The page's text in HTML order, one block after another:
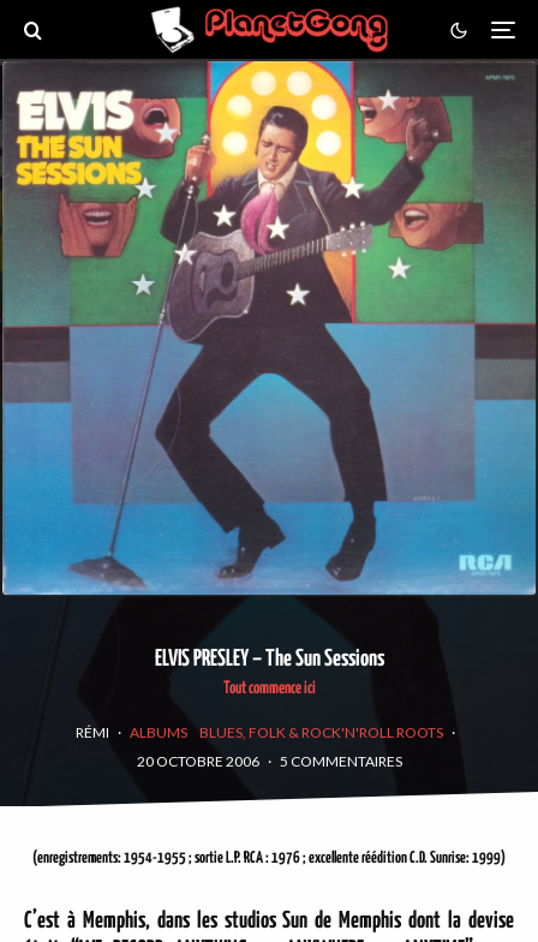
ELVIS PRESLEY – The Sun Sessions
Tout commence ici
RÉMI · ALBUMS BLUES, FOLK & ROCK'N'ROLL ROOTS ·
20 OCTOBRE 2006 · 5 COMMENTAIRES
(enregistrements: 1954-1955 ; sortie L.P. RCA : 1976 ; excellente réédition C.D. Sunrise: 1999)
C’est à Memphis, dans les studios Sun de Memphis dont la devise